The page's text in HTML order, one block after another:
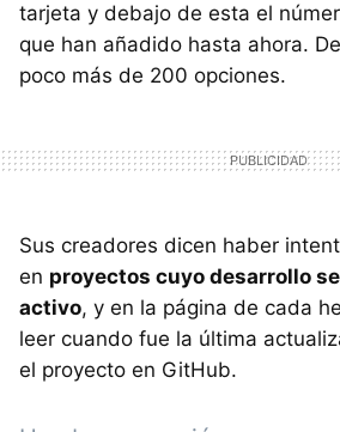
tarjeta y debajo de esta el
que han añadido hasta ahora.
poco más de 200 opciones.
Sus creadores dicen haber
en proyectos cuyo desarrollo
activo, y en la página de cada
leer cuando fue la última
el proyecto en GitHub.